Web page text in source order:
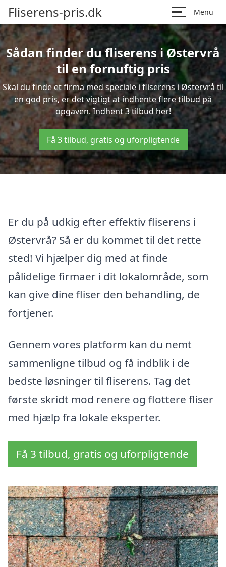
Fliserens-pris.dk Menu
Sådan finder du fliserens i Østervrå
til en fornuftig pris
Skal du finde et firma med speciale i fliserens i Østervrå til
en god pris, er det vigtigt at indhente flere tilbud på
opgaven. Indhent 3 tilbud her!
Få 3 tilbud, gratis og uforpligtende
Er du på udkig efter effektiv fliserens i
Østervrå? Så er du kommet til det rette
sted! Vi hjælper dig med at finde
pålidelige firmaer i dit lokalområde, som
kan give dine fliser den behandling, de
fortjener.
Gennem vores platform kan du nemt
sammenligne tilbud og få indblik i de
bedste løsninger til fliserens. Tag det
første skridt mod renere og flottere fliser
med hjælp fra lokale eksperter.
Få 3 tilbud, gratis og uforpligtende